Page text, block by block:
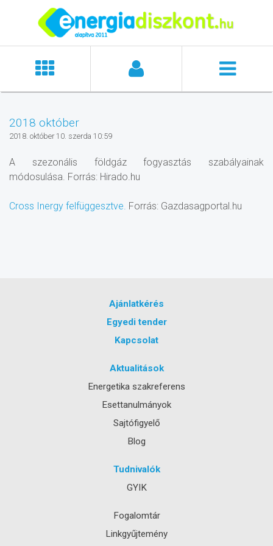
2018 október
2018. október 10. szerda 10:59
A szezonális földgáz fogyasztás szabályainak
módosulása. Forrás: Hirado.hu
Cross Inergy felfüggesztve. Forrás: Gazdasagportal.hu
Ajánlatkérés
Egyedi tender
Kapcsolat
Aktualitások
Energetika szakreferens
Esettanulmányok
Sajtófigyelő
Blog
Tudnivalók
GYIK
Fogalomtár
Linkgyűjtemény